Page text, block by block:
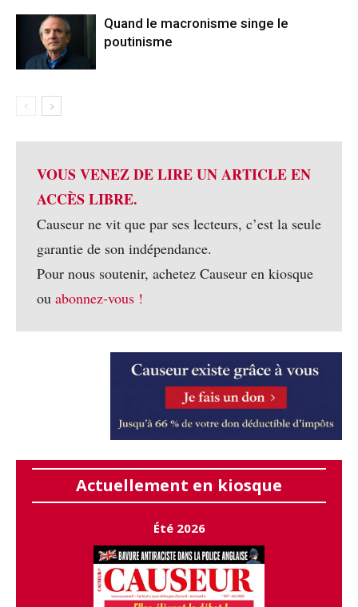
Quand le macronisme singe le
poutinisme
VOUS VENEZ DE LIRE UN ARTICLE EN
ACCÈS LIBRE.
Causeur ne vit que par ses lecteurs, c’est la seule
garantie de son indépendance.
Pour nous soutenir, achetez Causeur en kiosque
ou abonnez-vous !
Actuellement en kiosque
Été 2026